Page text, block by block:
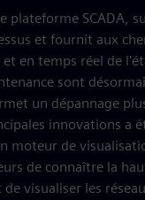
plateforme SCADA,
et fournit aux
et en temps réel de
sont
un dépannage
innovations a
moteur de
de connaître la
visualiser les